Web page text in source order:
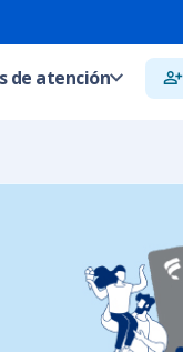
de atención